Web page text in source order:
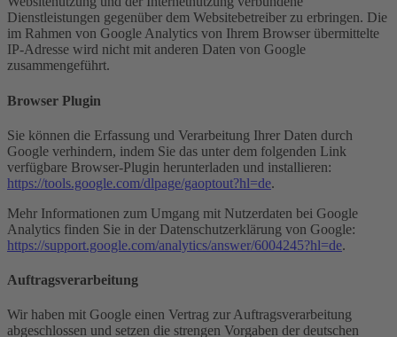
Dienstleistungen gegenüber dem Websitebetreiber zu erbringen. Die
im Rahmen von Google Analytics von Ihrem Browser übermittelte
IP-Adresse wird nicht mit anderen Daten von Google
zusammengeführt.
Browser Plugin
Sie können die Erfassung und Verarbeitung Ihrer Daten durch
Google verhindern, indem Sie das unter dem folgenden Link
verfügbare Browser-Plugin herunterladen und installieren:
https://tools.google.com/dlpage/gaoptout?hl=de.
Mehr Informationen zum Umgang mit Nutzerdaten bei Google
Analytics finden Sie in der Datenschutzerklärung von Google:
https://support.google.com/analytics/answer/6004245?hl=de.
Auftragsverarbeitung
Wir haben mit Google einen Vertrag zur Auftragsverarbeitung
abgeschlossen und setzen die strengen Vorgaben der deutschen